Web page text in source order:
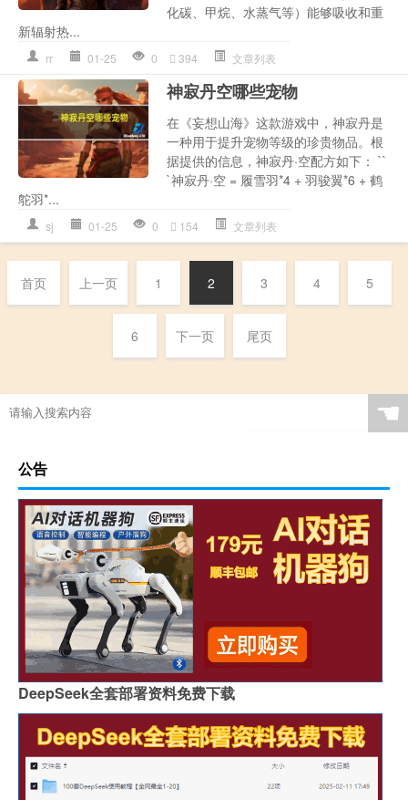
化碳、甲烷、水蒸气等）能够吸收和重
新辐射热...
rr 01-25 0 394 文章列表
神寂丹空哪些宠物
在《妄想山海》这款游戏中，神寂丹是
一种用于提升宠物等级的珍贵物品。根
据提供的信息，神寂丹·空配方如下： ``
`神寂丹·空 = 履雪羽*4 + 羽骏翼*6 + 鹤
鸵羽*...
sj 01-25 0 154 文章列表
首页 上一页 1 2 3 4 5
6 下一页 尾页
☚
公告
DeepSeek全套部署资料免费下载